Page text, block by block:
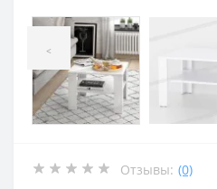
<
Отзывы: (0)